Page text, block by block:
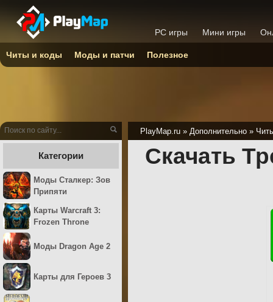
PlayMap.ru » Дополнительно »
Скачать
Категории
Моды Сталкер: Зов
Припяти
Карты Warcraft 3:
Frozen Throne
Моды Dragon Age 2
Карты для Героев 3
PC игры Мини игры
Читы и коды Моды и патчи Полезное